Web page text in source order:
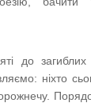
до
ніхто